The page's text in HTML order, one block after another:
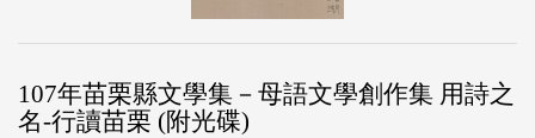
107年苗栗縣文學集－母語文學創作集 用詩之
名-行讀苗栗 (附光碟)